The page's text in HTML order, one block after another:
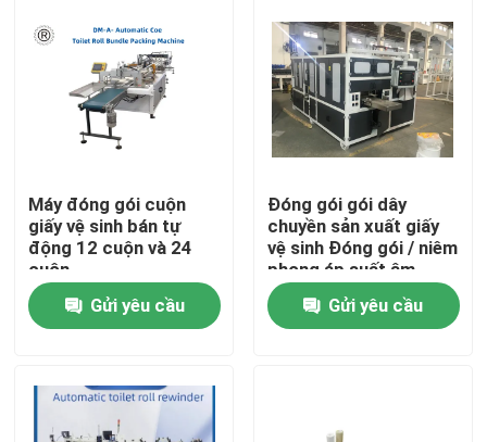
Nhà
Về chúng tôi
Máy đóng gói cuộn
giấy vệ sinh bán tự
động 12 cuộn và 24
cuộn
Gửi yêu cầu
Đóng gói gói dây
chuyền sản xuất giấy
vệ sinh Đóng gói / niêm
phong áp suất âm
Gửi yêu cầu